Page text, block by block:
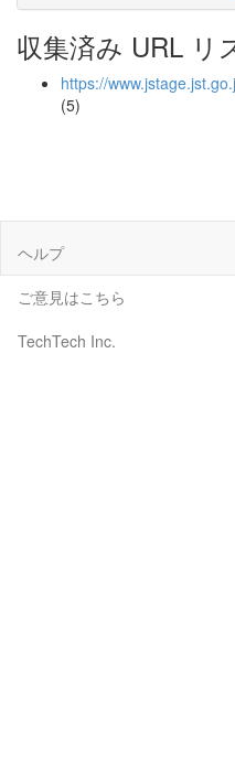
収集済み URL リ
https://
(5)
ヘルプ
ご意見はこちら
TechTech Inc.